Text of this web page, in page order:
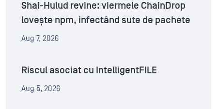
Shai-Hulud revine: viermele ChainDrop
lovește npm, infectând sute de pachete
Aug 7, 2026
Riscul asociat cu IntelligentFILE
Aug 5, 2026